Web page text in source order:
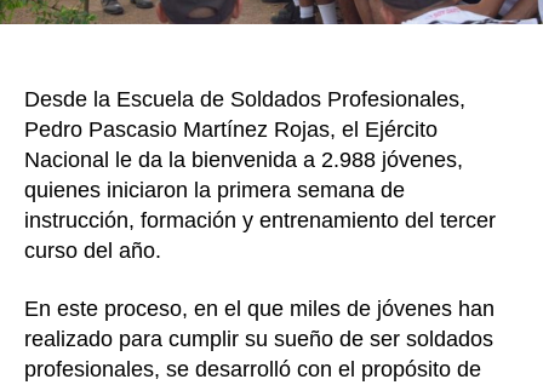
en
Desde la Escuela de Soldados Profesionales,
Pedro Pascasio Martínez Rojas, el Ejército
Nacional le da la bienvenida a 2.988 jóvenes,
quienes iniciaron la primera semana de
instrucción, formación y entrenamiento del tercer
curso del año.
En este proceso, en el que miles de jóvenes han
realizado para cumplir su sueño de ser soldados
profesionales, se desarrolló con el propósito de